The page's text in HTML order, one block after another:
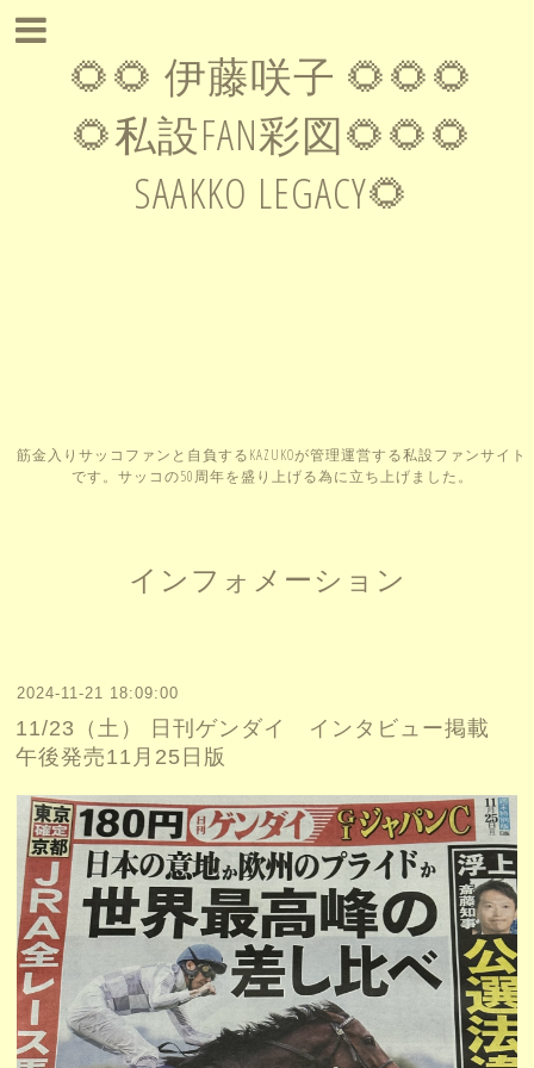
🌻🌻 伊藤咲子 🌻🌻🌻
🌻私設FAN彩図🌻🌻🌻
SAAKKO LEGACY🌻
筋金入りサッコファンと自負するKAZUKOが管理運営する私設ファンサイト
です。サッコの50周年を盛り上げる為に立ち上げました。
インフォメーション
2024-11-21 18:09:00
11/23（土） 日刊ゲンダイ インタビュー掲載
午後発売11月25日版